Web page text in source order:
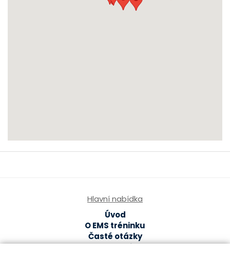
Hlavní nabídka
Úvod
O EMS tréninku
Časté otázky
EMS studia